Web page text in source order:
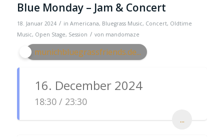
Blue Monday – Jam & Concert
18. Januar 2024 / in Americana, Bluegrass Music, Concert, Oldtime
Music, Open Stage, Session / von mandomaze
munichbluegrassfriends.de...
16. December 2024
18:30 / 23:30
...